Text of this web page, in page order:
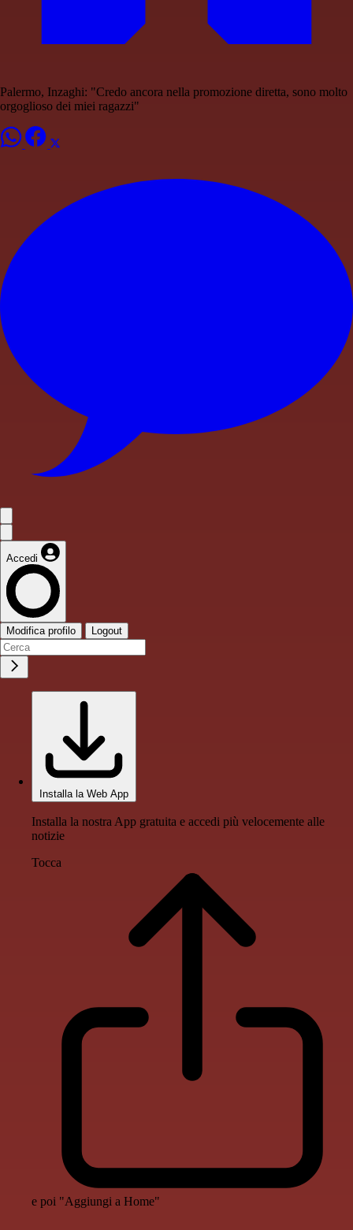
Palermo, Inzaghi: "Credo ancora nella promozione diretta, sono molto
orgoglioso dei miei ragazzi"
Accedi
Modifica profilo Logout
Installa la Web App
Installa la nostra App gratuita e accedi più velocemente alle
notizie
Tocca
e poi "Aggiungi a Home"